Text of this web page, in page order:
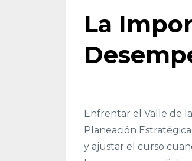
La
Enfrentar el Valle de
Planeación
y ajustar el curso